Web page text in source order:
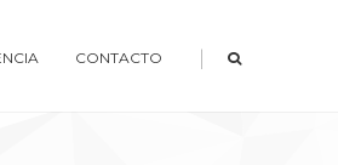
CONTACTO |